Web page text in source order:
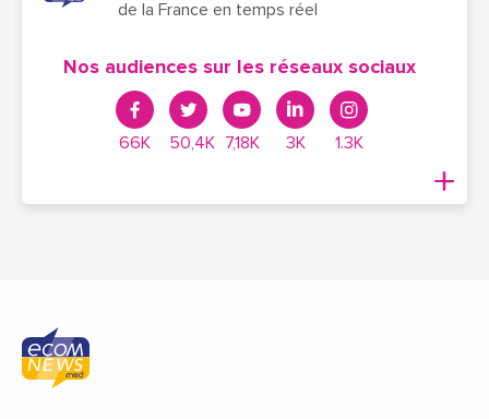
de la France en temps réel
Nos audiences sur les réseaux sociaux
66K 50,4K 7,18K 3K 1.3K